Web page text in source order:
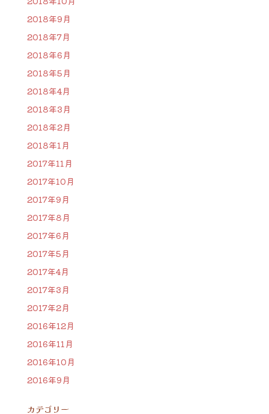
2018年9月
2018年7月
2018年6月
2018年5月
2018年4月
2018年3月
2018年2月
2018年1月
2017年11月
2017年10月
2017年9月
2017年8月
2017年6月
2017年5月
2017年4月
2017年3月
2017年2月
2016年12月
2016年11月
2016年10月
2016年9月
カテゴリー